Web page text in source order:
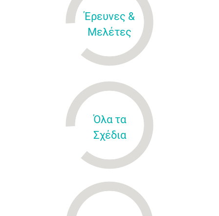
Έρευνες &
Μελέτες
Όλα τα
Σχέδια